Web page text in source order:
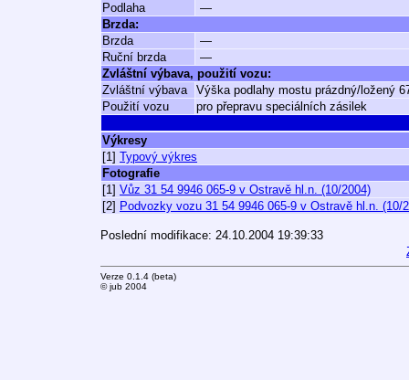
Podlaha
—
Brzda:
Brzda
—
Ruční brzda
—
Zvláštní výbava, použití vozu:
Zvláštní výbava
Výška podlahy mostu prázdný/ložený
Použití vozu
pro přepravu speciálních zásilek
Výkresy
[1] Typový výkres
Fotografie
[1] Vůz 31 54 9946 065-9 v Ostravě hl.n. (10/2004)
[2] Podvozky vozu 31 54 9946 065-9 v Ostravě hl.n. (10/
Poslední modifikace: 24.10.2004 19:39:33
Verze 0.1.4 (beta)
© jub 2004